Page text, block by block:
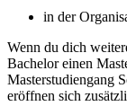
in der
Wenn du dich
Bachelor einen
Masterstudiengang
eröffnen sich